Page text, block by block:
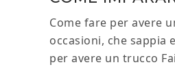
Come fare per avere
occasioni, che sappia
per avere un trucco